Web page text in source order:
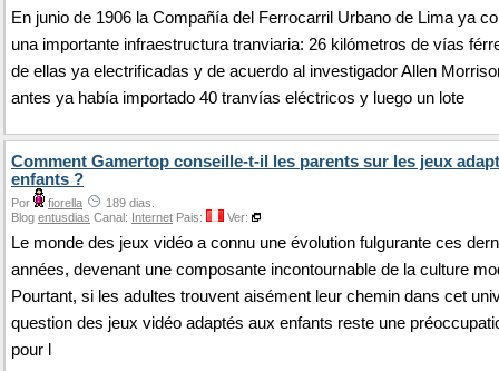
En junio de 1906 la Compañía del Ferrocarril Urbano de Lima ya
una importante infraestructura tranviaria: 26 kilómetros de vías
de ellas ya electrificadas y de acuerdo al investigador Allen
antes ya había importado 40 tranvías eléctricos y luego un lote
Comment Gamertop conseille-t-il les parents sur les jeux
enfants ?
Por fiorella
189 dias.
Blog entusdias Canal: Internet Pais: Ver:
Le monde des jeux vidéo a connu une évolution fulgurante ces
années, devenant une composante incontournable de la culture
Pourtant, si les adultes trouvent aisément leur chemin dans cet
question des jeux vidéo adaptés aux enfants reste une
pour l